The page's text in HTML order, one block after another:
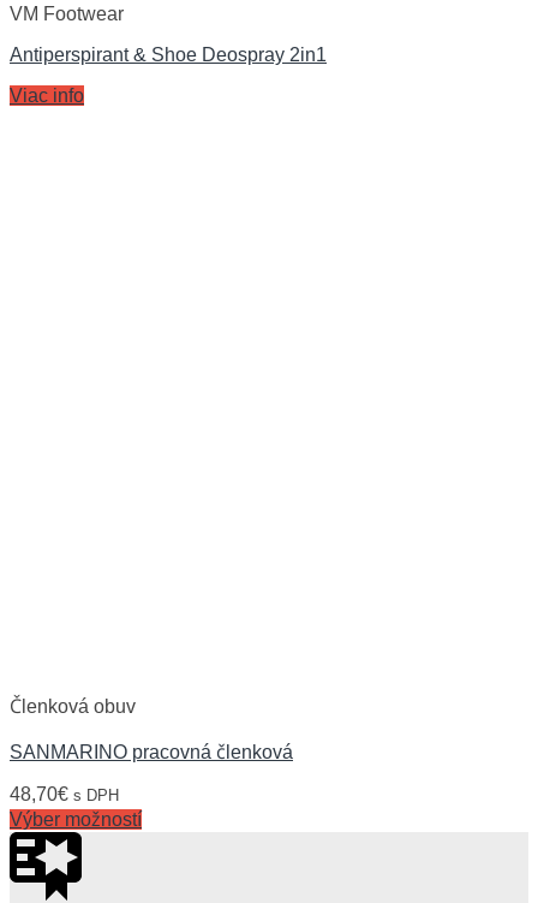
VM Footwear
Antiperspirant & Shoe Deospray 2in1
Viac info
Členková obuv
SANMARINO pracovná členková
48,70€ s DPH
Výber možností